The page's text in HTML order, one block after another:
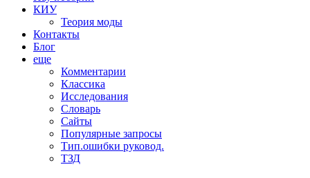
КИУ
Теория моды
Контакты
Блог
еще
Комментарии
Классика
Исследования
Словарь
Сайты
Популярные запросы
Тип.ошибки руковод.
ТЗД